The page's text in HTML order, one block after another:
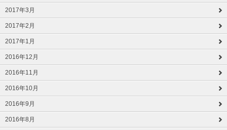
2017年3月
2017年2月
2017年1月
2016年12月
2016年11月
2016年10月
2016年9月
2016年8月